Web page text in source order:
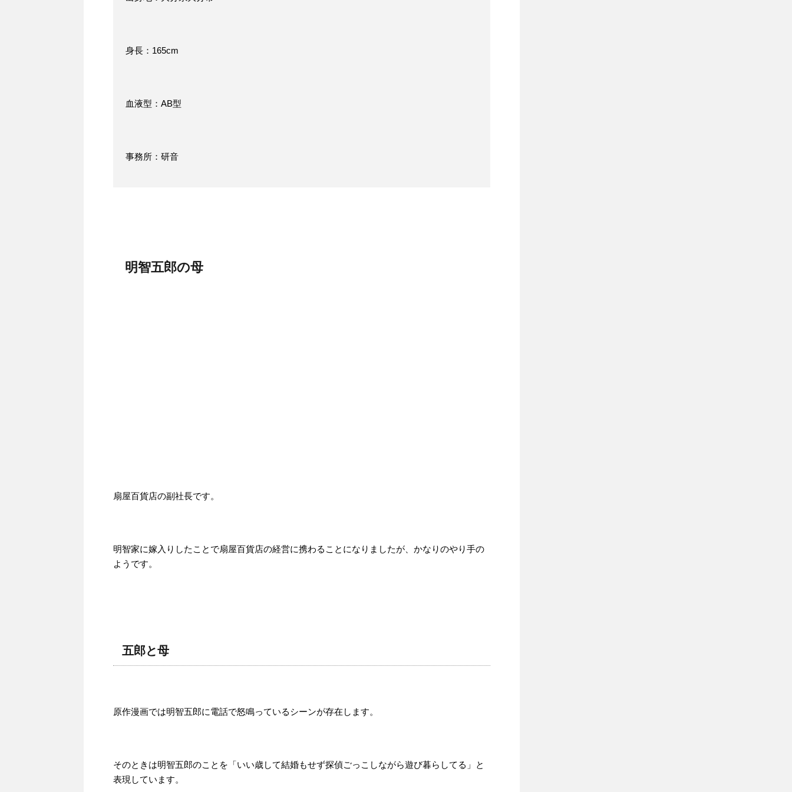
身長：165cm
血液型：AB型
事務所：研音
明智五郎の母
扇屋百貨店の副社長です。
明智家に嫁入りしたことで扇屋百貨店の経営に携わることになりましたが、かなりのやり手の
ようです。
五郎と母
原作漫画では明智五郎に電話で怒鳴っているシーンが存在します。
そのときは明智五郎のことを「いい歳して結婚もせず探偵ごっこしながら遊び暮らしてる」と
表現しています。